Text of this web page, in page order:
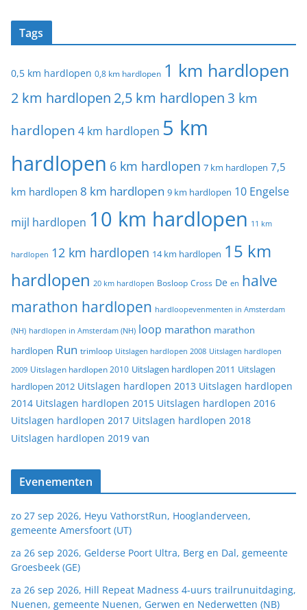
Tags
0,5 km hardlopen 0,8 km hardlopen 1 km hardlopen
2 km hardlopen 2,5 km hardlopen 3 km
hardlopen 4 km hardlopen 5 km
hardlopen 6 km hardlopen 7 km hardlopen 7,5
km hardlopen 8 km hardlopen 9 km hardlopen 10 Engelse
mijl hardlopen 10 km hardlopen 11 km
hardlopen 12 km hardlopen 14 km hardlopen 15 km
hardlopen 20 km hardlopen Bosloop Cross De en halve
marathon hardlopen hardloopevenmenten in Amsterdam
(NH) hardlopen in Amsterdam (NH) loop marathon marathon
hardlopen Run trimloop Uitslagen hardlopen 2008 Uitslagen hardlopen
2009 Uitslagen hardlopen 2010 Uitslagen hardlopen 2011 Uitslagen
hardlopen 2012 Uitslagen hardlopen 2013 Uitslagen hardlopen
2014 Uitslagen hardlopen 2015 Uitslagen hardlopen 2016
Uitslagen hardlopen 2017 Uitslagen hardlopen 2018
Uitslagen hardlopen 2019 van
Evenementen
zo 27 sep 2026, Heyu VathorstRun, Hooglanderveen,
gemeente Amersfoort (UT)
za 26 sep 2026, Gelderse Poort Ultra, Berg en Dal, gemeente
Groesbeek (GE)
za 26 sep 2026, Hill Repeat Madness 4-uurs trailrunuitdaging,
Nuenen, gemeente Nuenen, Gerwen en Nederwetten (NB)